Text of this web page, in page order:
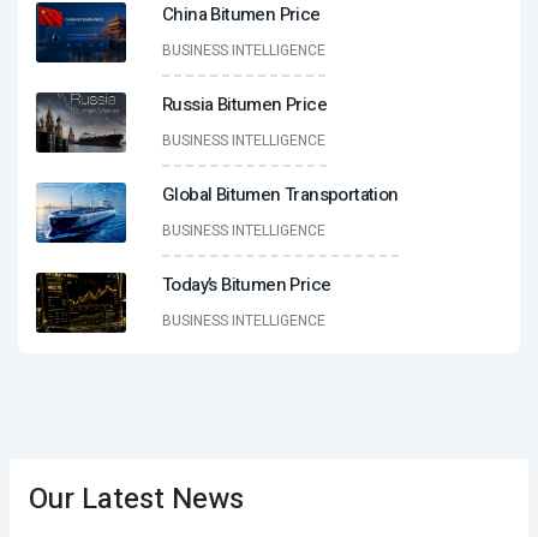
China Bitumen Price
BUSINESS INTELLIGENCE
Russia Bitumen Price
BUSINESS INTELLIGENCE
Global Bitumen Transportation
BUSINESS INTELLIGENCE
Today’s Bitumen Price
BUSINESS INTELLIGENCE
Our Latest News